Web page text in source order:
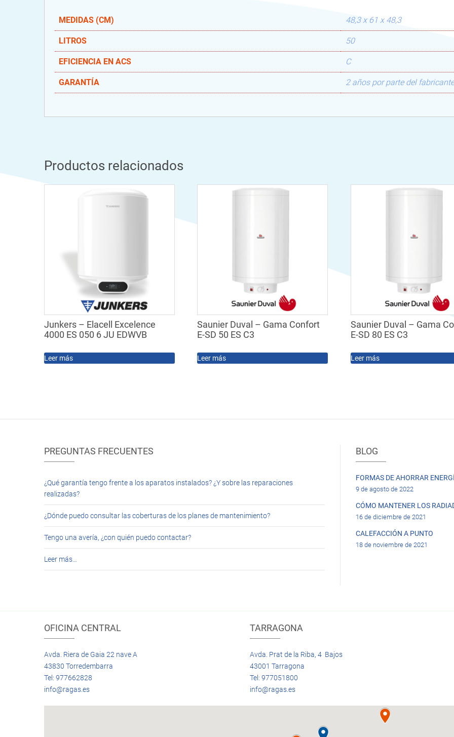
MEDIDAS (CM) 48,3 x 61 x 48,3
LITROS 50
EFICIENCIA EN ACS C
GARANTÍA 2 años por parte del fabricante
Productos relacionados
Junkers – Elacell Excelence
4000 ES 050 6 JU EDWVB
Leer más
Saunier Duval – Gama Confort
E-SD 50 ES C3
Leer más
Saunier Duval – Gama
E-SD 80 ES C3
Leer más
PREGUNTAS FRECUENTES
¿Qué garantía tengo frente a los aparatos instalados? ¿Y sobre las reparaciones
realizadas?
¿Dónde puedo consultar las coberturas de los planes de mantenimiento?
Tengo una avería, ¿con quién puedo contactar?
Leer más…
BLOG
FORMAS DE AHORRAR
9 de agosto de 2022
CÓMO MANTENER LOS
16 de diciembre de 2021
CALEFACCIÓN A PUNTO
18 de noviembre de 2021
OFICINA CENTRAL
Avda. Riera de Gaia 22 nave A
43830 Torredembarra
Tel: 977662828
info@ragas.es
TARRAGONA
Avda. Prat de la Riba, 4 Bajos
43001 Tarragona
Tel: 977051800
info@ragas.es